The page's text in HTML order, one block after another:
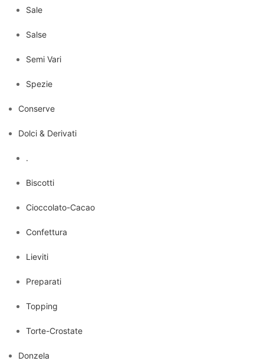
Sale
Salse
Semi Vari
Spezie
Conserve
Dolci & Derivati
.
Biscotti
Cioccolato-Cacao
Confettura
Lieviti
Preparati
Topping
Torte-Crostate
Donzela